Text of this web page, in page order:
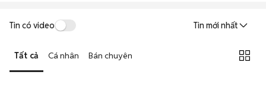
Tin có video Tin mới nhất
Tất cả Cá nhân Bán chuyên